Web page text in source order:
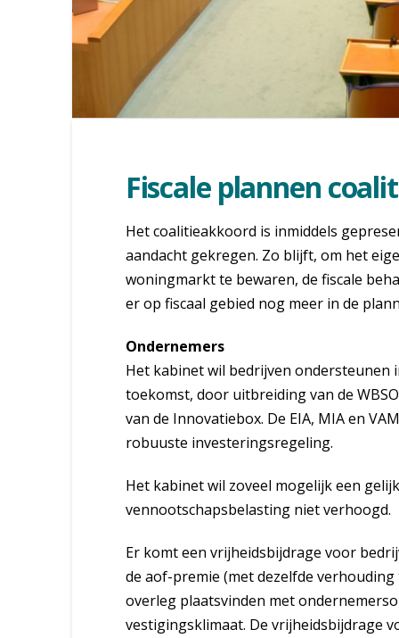
Fiscale plannen
Het coalitieakkoord is inmiddels
aandacht gekregen. Zo blijft, om het
woningmarkt te bewaren, de fiscale
er op fiscaal gebied nog meer in de
Ondernemers
Het kabinet wil bedrijven ondersteunen
toekomst, door uitbreiding van de
van de Innovatiebox. De EIA, MIA en
robuuste investeringsregeling.
Het kabinet wil zoveel mogelijk een
vennootschapsbelasting niet verhoogd.
Er komt een vrijheidsbijdrage voor
de aof-premie (met dezelfde
overleg plaatsvinden met
vestigingsklimaat. De vrijheidsbijdrage